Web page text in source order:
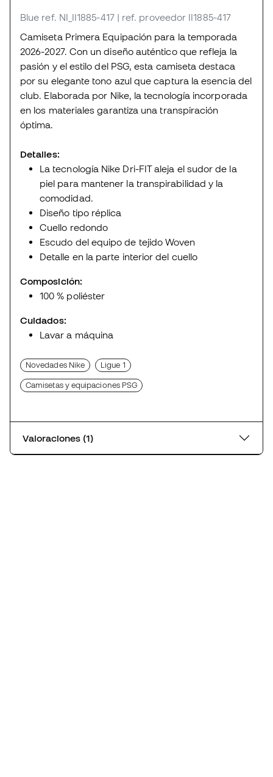
Blue ref. NI_II1885-417 | ref. proveedor II1885-417
Camiseta Primera Equipación para la temporada
2026-2027. Con un diseño auténtico que refleja la
pasión y el estilo del PSG, esta camiseta destaca
por su elegante tono azul que captura la esencia del
club. Elaborada por Nike, la tecnología incorporada
en los materiales garantiza una transpiración
óptima.
Detalles:
La tecnología Nike Dri-FIT aleja el sudor de la
piel para mantener la transpirabilidad y la
comodidad.
Diseño tipo réplica
Cuello redondo
Escudo del equipo de tejido Woven
Detalle en la parte interior del cuello
Composición:
100 % poliéster
Cuidados:
Lavar a máquina
Novedades Nike Ligue 1
Camisetas y equipaciones PSG
Valoraciones (1)